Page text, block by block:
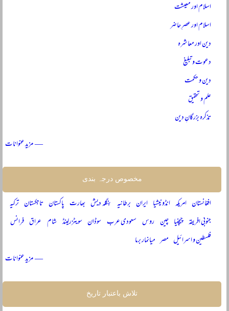
اسلام اور معیشت
اسلام اور عصرِ حاضر
دین اور معاشرہ
دعوت و تبلیغ
دین و حکمت
علم و تحقیق
تذکرہ بزرگانِ دین
— مزید عنوانات
مخصوص درجہ بندی
افغانستان امریکہ انڈونیشیا ایران برطانیہ بنگلہ دیش بھارت پاکستان تاجکستان ترکیہ
جنوبی افریقہ چیچنیا چین روس سعودی عرب سوڈان سویٹزرلینڈ شام عراق فرانس
فلسطین و اسرائیل مصر میانمار برما
— مزید عنوانات
تلاش باعتبار تاریخ